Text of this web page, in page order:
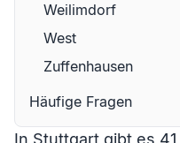
In Stuttgart gibt es
Weilimdorf
West
Zuffenhausen
Häufige Fragen